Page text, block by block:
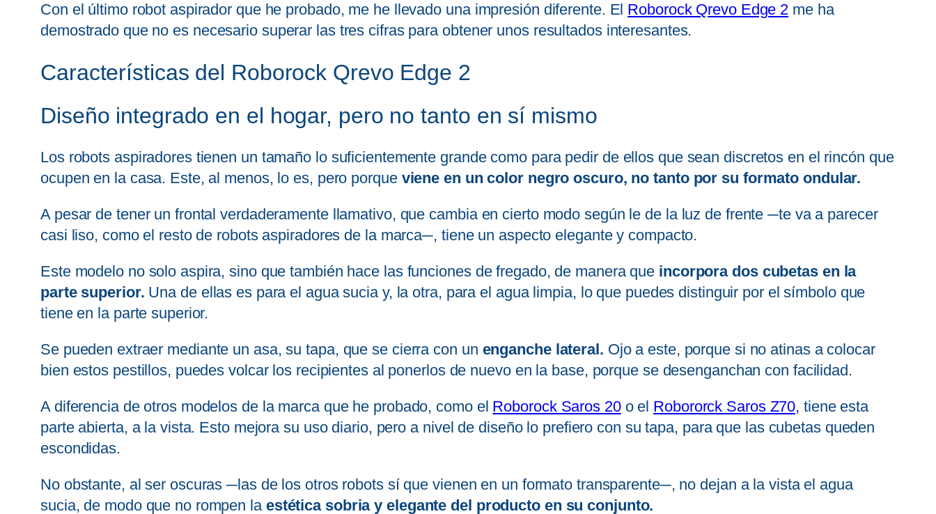
Con el último robot aspirador que he probado, me he llevado una impresión diferente. El Roborock Qrevo Edge 2 me ha
demostrado que no es necesario superar las tres cifras para obtener unos resultados interesantes.
Características del Roborock Qrevo Edge 2
Diseño integrado en el hogar, pero no tanto en sí mismo
Los robots aspiradores tienen un tamaño lo suficientemente grande como para pedir de ellos que sean discretos en el rincón que
ocupen en la casa. Este, al menos, lo es, pero porqueviene en un color negro oscuro, no tanto por su formato ondular.
A pesar de tener un frontal verdaderamente llamativo, que cambia en cierto modo según le de la luz de frente ─te va a parecer
casi liso, como el resto de robots aspiradores de la marca─, tiene un aspecto elegante y compacto.
Este modelo no solo aspira, sino que también hace las funciones de fregado, de manera que incorpora dos cubetas en la
parte superior. Una de ellas es para el agua sucia y, la otra, para el agua limpia, lo que puedes distinguir por el símbolo que
tiene en la parte superior.
Se pueden extraer mediante un asa, su tapa, que se cierra con un enganche lateral. Ojo a este, porque si no atinas a colocar
bien estos pestillos, puedes volcar los recipientes al ponerlos de nuevo en la base, porque se desenganchan con facilidad.
A diferencia de otros modelos de la marca que he probado, como el Roborock Saros 20o el Robororck Saros Z70, tiene esta
parte abierta, a la vista. Esto mejora su uso diario, pero a nivel de diseño lo prefiero con su tapa, para que las cubetas queden
escondidas.
No obstante, al ser oscuras ─las de los otros robots sí que vienen en un formato transparente─, no dejan a la vista el agua
sucia, de modo que no rompen laestética sobria y elegante del producto en su conjunto.